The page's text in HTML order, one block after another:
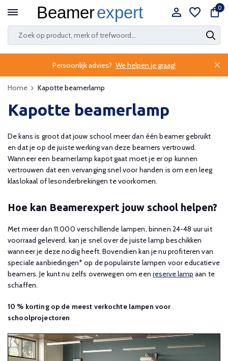
0
Persoonlijk advies? We helpen je graag!
Home Kapotte beamerlamp
Kapotte beamerlamp
De kans is groot dat jouw school meer dan één beamer gebruikt
en dat je op de juiste werking van deze beamers vertrouwd.
Wanneer een beamerlamp kapot gaat moet je er op kunnen
vertrouwen dat een vervanging snel voor handen is om een leeg
klaslokaal of lesonderbrekingen te voorkomen.
Hoe kan Beamerexpert jouw school helpen?
Met meer dan 11.000 verschillende lampen, binnen 24-48 uur uit
voorraad geleverd, kan je snel over de juiste lamp beschikken
wanneer je deze nodig heeft. Bovendien kan je nu profiteren van
speciale aanbiedingen* op de populairste lampen voor educatieve
beamers. Je kunt nu zelfs overwegen om eenreserve lamp aan te
schaffen.
10 % korting op de meest verkochte lampen voor
schoolprojectoren